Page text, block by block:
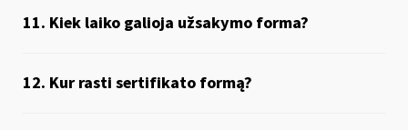
11. Kiek laiko galioja užsakymo forma?
12. Kur rasti sertifikato formą?